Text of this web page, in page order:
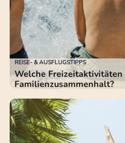
REISE- & AUSFLUGSTIPPS
Welche
Familienzusammenhalt?